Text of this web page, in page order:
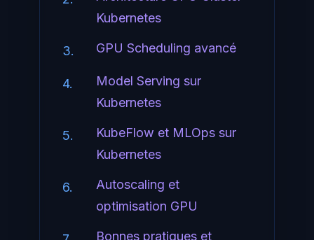
Kubernetes
3. GPU Scheduling avancé
4.
Model Serving sur
Kubernetes
5.
KubeFlow et MLOps sur
Kubernetes
6.
Autoscaling et
optimisation GPU
Bonnes pratiques et